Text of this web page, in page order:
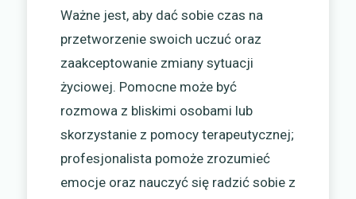
Ważne jest, aby dać sobie czas na
przetworzenie swoich uczuć oraz
zaakceptowanie zmiany sytuacji
życiowej. Pomocne może być
rozmowa z bliskimi osobami lub
skorzystanie z pomocy terapeutycznej;
profesjonalista pomoże zrozumieć
emocje oraz nauczyć się radzić sobie z